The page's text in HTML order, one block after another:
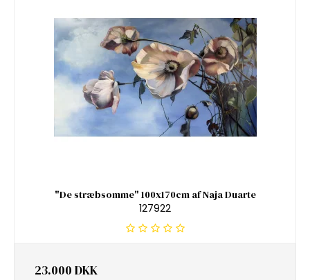
"De stræbsomme" 100x170cm af Naja Duarte
127922
23.000 DKK